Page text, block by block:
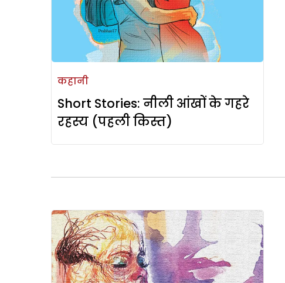
कहानी
Short Stories: नीली आंखों के गहरे
रहस्य (पहली किस्त)